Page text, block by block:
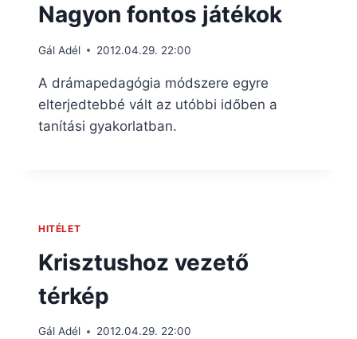
Nagyon fontos játékok
Gál Adél 2012.04.29. 22:00
A drámapedagógia módszere egyre
elterjedtebbé vált az utóbbi időben a
tanítási gyakorlatban.
HITÉLET
Krisztushoz vezető
térkép
Gál Adél 2012.04.29. 22:00